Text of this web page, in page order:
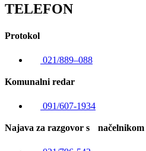
TELEFON
Protokol
021/889–088
Komunalni redar
091/607-1934
Najava za razgovor s načelnikom